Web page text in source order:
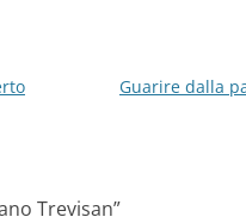
Guarire dalla
Trevisan”